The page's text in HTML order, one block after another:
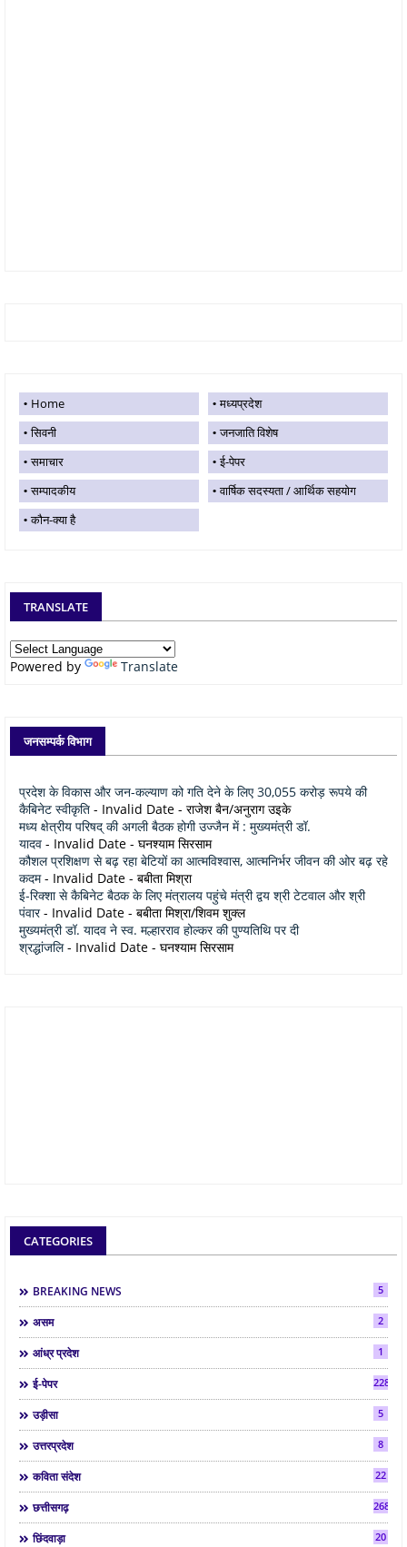
Home
मध्यप्रदेश
सिवनी
जनजाति विशेष
समाचार
ई-पेपर
सम्पादकीय
वार्षिक सदस्यता / आर्थिक सहयोग
कौन-क्या है
TRANSLATE
Powered by Translate
जनसम्पर्क विभाग
प्रदेश के विकास और जन-कल्याण को गति देने के लिए 30,055 करोड़ रूपये की
कैबिनेट स्वीकृति - Invalid Date - राजेश बैन/अनुराग उइके
मध्य क्षेत्रीय परिषद् की अगली बैठक होगी उज्जैन में : मुख्यमंत्री डॉ.
यादव - Invalid Date - घनश्याम सिरसाम
कौशल प्रशिक्षण से बढ़ रहा बेटियों का आत्मविश्वास, आत्मनिर्भर जीवन की ओर बढ़ रहे
कदम- Invalid Date - बबीता मिश्रा
ई-रिक्शा से कैबिनेट बैठक के लिए मंत्रालय पहुंचे मंत्री द्वय श्री टेटवाल और श्री
पंवार- Invalid Date - बबीता मिश्रा/शिवम शुक्ल
मुख्यमंत्री डॉ. यादव ने स्व. मल्हारराव होल्कर की पुण्यतिथि पर दी
श्रद्धांजलि- Invalid Date - घनश्याम सिरसाम
CATEGORIES
BREAKING NEWS 5
असम 2
आंध्र प्रदेश 1
ई-पेपर 2286
उड़ीसा 5
उत्तरप्रदेश 8
कविता संदेश 22
छत्तीसगढ़ 268
छिंदवाड़ा 20